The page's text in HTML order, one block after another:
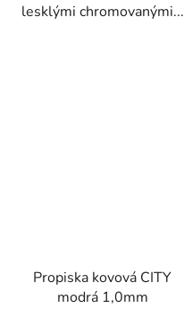
lesklými chromovanými...
Propiska kovová CITY
modrá 1,0mm